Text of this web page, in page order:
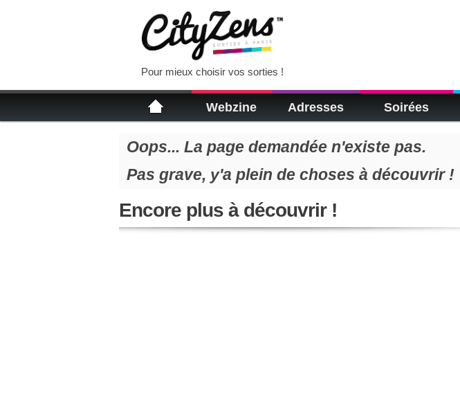
Pour mieux choisir vos sorties !
Webzine Adresses Soirées
Oops... La page demandée n'existe pas.
Pas grave, y'a plein de choses à découvrir !
Encore plus à découvrir !